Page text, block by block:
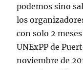
podemos sino
los
con solo 2
UNExPP de
noviembre de